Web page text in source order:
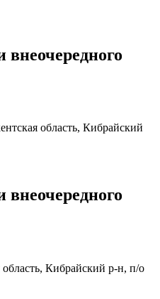
область, Кибрайский
Кибрайский р-н, п/о